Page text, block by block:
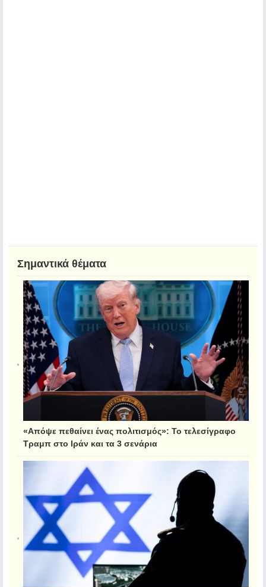
Σημαντικά θέματα
«Απόψε πεθαίνει ένας πολιτισμός»: Το τελεσίγραφο
Τραμπ στο Ιράν και τα 3 σενάρια